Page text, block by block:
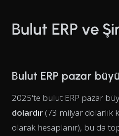
Bulut ERP ve
Bulut ERP pazar
2025'te bulut ERP pazar
dolardır (73 milyar dolarlık
olarak hesaplanır), bu da